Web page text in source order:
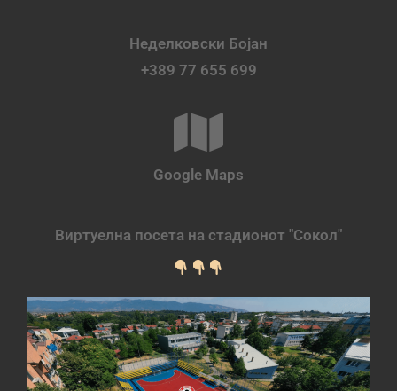
Неделковски Бојан
+389 77 655 699
Google Maps
Виртуелна посета на стадионот "Сокол"